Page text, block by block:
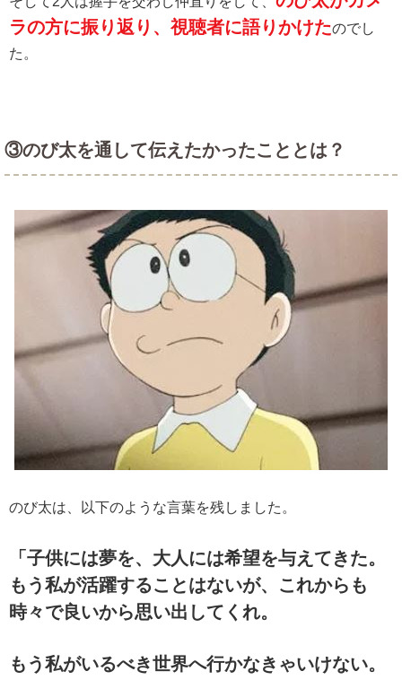
ラの方に振り返り、視聴者に語りかけたのでし
た。
③のび太を通して伝えたかったこととは？
のび太は、以下のような言葉を残しました。
「子供には夢を、大人には希望を与えてきた。
もう私が活躍することはないが、これからも
時々で良いから思い出してくれ。
もう私がいるべき世界へ行かなきゃいけない。